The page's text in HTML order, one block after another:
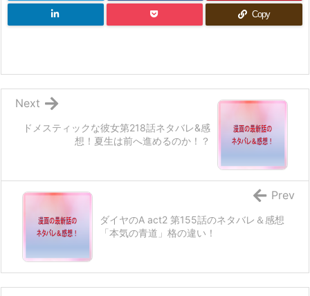
Copy
ドメスティックな彼女第218話ネタバレ&感
想！夏生は前へ進めるのか！？
Next
ダイヤのA act2 第155話のネタバレ＆感想
「本気の青道」格の違い！
Prev